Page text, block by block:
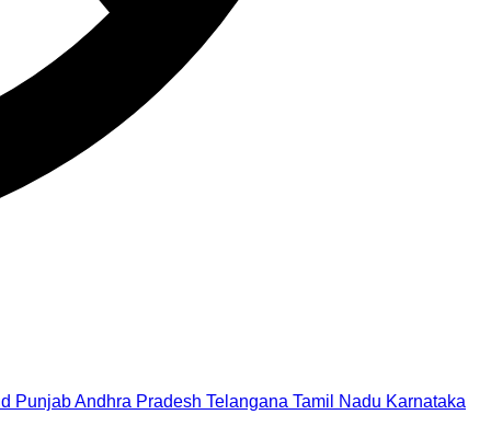
PunjabAndhra Pradesh Telangana Tamil Nadu Karnataka